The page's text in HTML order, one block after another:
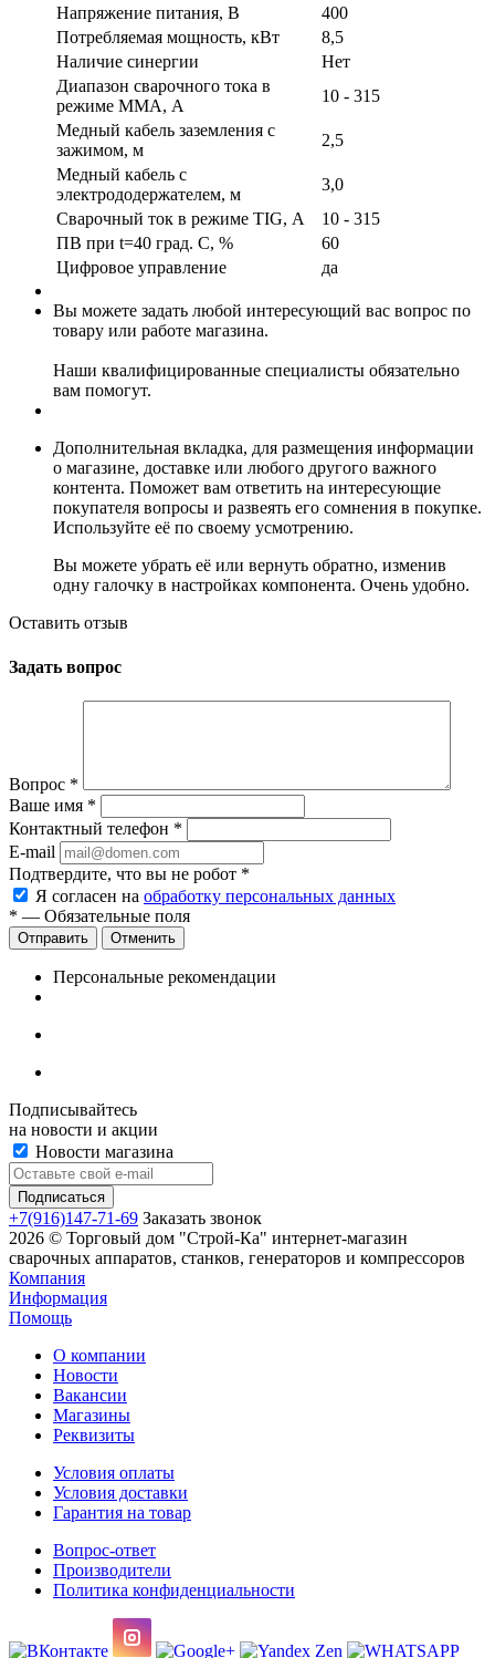
Напряжение питания, В
400
Потребляемая мощность, кВт
8,5
Наличие синергии
Нет
Диапазон сварочного тока в
режиме ММА, А
10 - 315
Медный кабель заземления с
зажимом, м
2,5
Медный кабель с
электрододержателем, м
3,0
Сварочный ток в режиме TIG, А
10 - 315
ПВ при t=40 град. С, %
60
Цифровое управление
да
Вы можете задать любой интересующий вас вопрос по
товару или работе магазина.
Наши квалифицированные специалисты обязательно
вам помогут.
Дополнительная вкладка, для размещения информации
о магазине, доставке или любого другого важного
контента. Поможет вам ответить на интересующие
покупателя вопросы и развеять его сомнения в покупке.
Используйте её по своему усмотрению.
Вы можете убрать её или вернуть обратно, изменив
одну галочку в настройках компонента. Очень удобно.
Оставить отзыв
Задать вопрос
Вопрос *
Ваше имя *
Контактный телефон *
E-mail
Подтвердите, что вы не робот *
Я согласен на обработку персональных данных
* — Обязательные поля
Отменить
Персональные рекомендации
Подписывайтесь
на новости и акции
Новости магазина
+7(916)147-71-69 Заказать звонок
2026 © Торговый дом "Строй-Ка" интернет-магазин
сварочных аппаратов, станков, генераторов и компрессоров
Компания
Информация
Помощь
О компании
Новости
Вакансии
Магазины
Реквизиты
Условия оплаты
Условия доставки
Гарантия на товар
Вопрос-ответ
Производители
Политика конфиденциальности